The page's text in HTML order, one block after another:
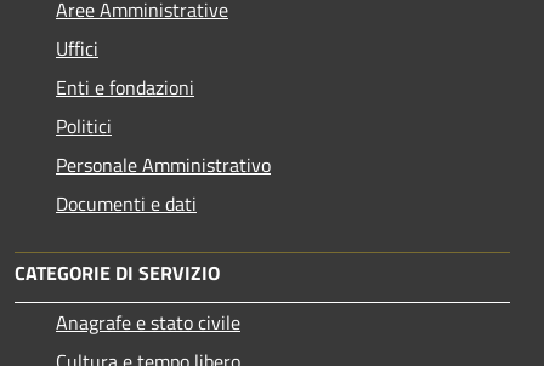
Aree Amministrative
Uffici
Enti e fondazioni
Politici
Personale Amministrativo
Documenti e dati
CATEGORIE DI SERVIZIO
Anagrafe e stato civile